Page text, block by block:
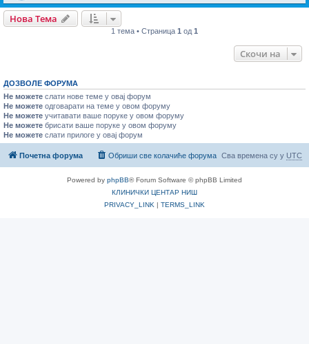
Нова Тема
1 тема • Страница 1 од 1
Скочи на
ДОЗВОЛЕ ФОРУМА
Не можете слати нове теме у овај форум
Не можете одговарати на теме у овом форуму
Не можете учитавати ваше поруке у овом форуму
Не можете брисати ваше поруке у овом форуму
Не можете слати прилоге у овај форум
Почетна форума Сва времена су у UTC
Обриши све колачиће форума
Powered by phpBB® Forum Software © phpBB Limited
КЛИНИЧКИ ЦЕНТАР НИШ
PRIVACY_LINK | TERMS_LINK